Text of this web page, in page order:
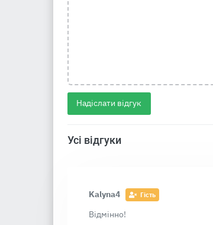
Надіслати відгук
Усі відгуки
Kalyna4 Гість
Відмінно!